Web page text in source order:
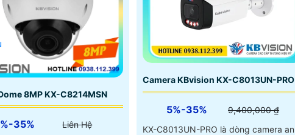
8MP KX-C8214MSN
35%
Liên Hệ
Camera KBvision KX-C8013UN-PRO
5%-35%
9,400,000 ₫
KX-C8013UN-PRO là dòng camera an